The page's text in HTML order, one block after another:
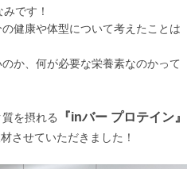
です！
健康や体型について考えたことは
か、何が必要な栄養素なのかって
を摂れる 『inバー プロテイン』
させていただきました！